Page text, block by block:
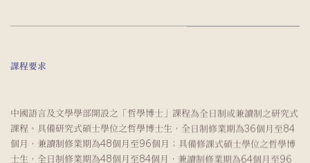
課程要求
中國語言及文學學部開設之「哲學博士」課程為全日制或兼讀制之研究式
課程。具備研究式碩士學位之哲學博士生，全日制修業期為36個月至84
個月，兼讀制修業期為48個月至96個月；具備修課式碩士學位之哲學博
士生，全日制修業期為48個月至84個月，兼讀制修業期為64個月至96